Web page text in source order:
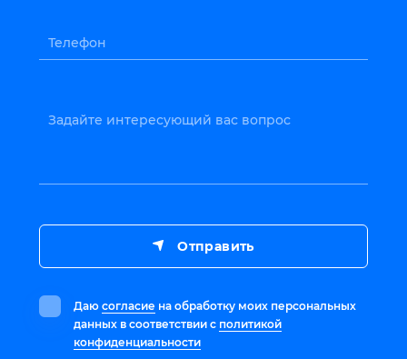
Телефон
Задайте интересующий вас вопрос
Даю согласие на обработку моих персональных
данных в соответствии с политикой
конфиденциальности
Отправить